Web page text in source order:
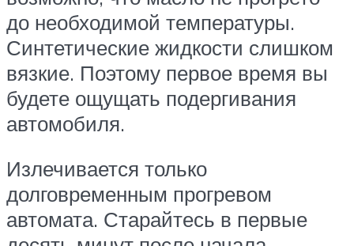
до необходимой температуры.
Синтетические жидкости слишком
вязкие. Поэтому первое время вы
будете ощущать подергивания
автомобиля.
Излечивается только
долговременным прогревом
автомата. Старайтесь в первые